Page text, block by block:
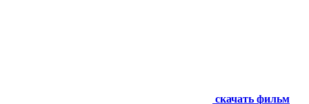
скачать фильм